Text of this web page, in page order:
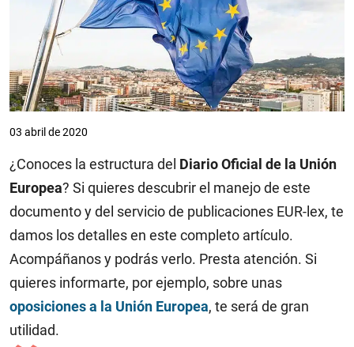
03 abril de 2020
¿Conoces la estructura del Diario Oficial de la Unión
Europea? Si quieres descubrir el manejo de este
documento y del servicio de publicaciones EUR-lex, te
damos los detalles en este completo artículo.
Acompáñanos y podrás verlo. Presta atención. Si
quieres informarte, por ejemplo, sobre unas
oposiciones a la Unión Europea, te será de gran
utilidad.